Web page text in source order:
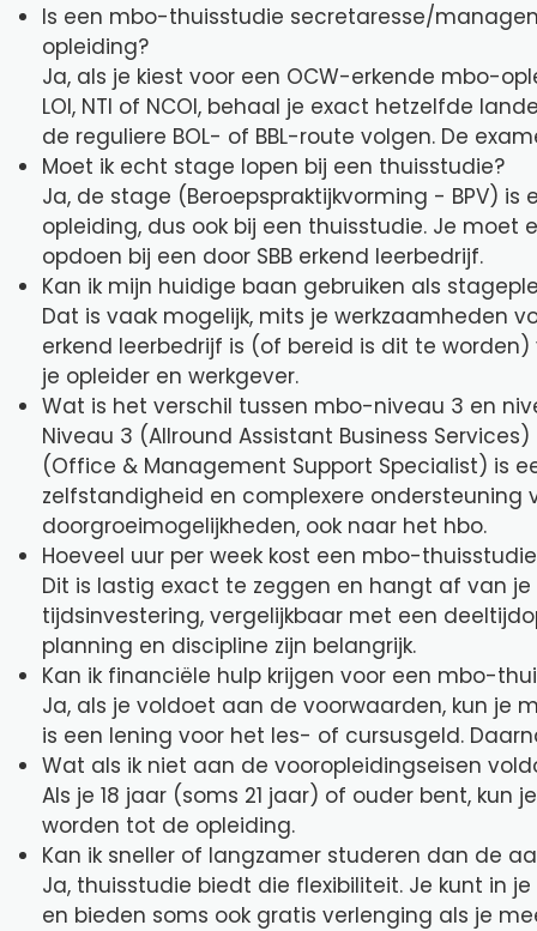
Is een mbo-thuisstudie secretaresse/
opleiding?
Ja, als je kiest voor een OCW-erkende mbo-
LOI, NTI of NCOI, behaal je exact hetzelfde
de reguliere BOL- of BBL-route volgen. De
Moet ik echt stage lopen bij een thuisstudie?
Ja, de stage (Beroepspraktijkvorming - BPV)
opleiding, dus ook bij een thuisstudie. Je
opdoen bij een door SBB erkend leerbedrijf.
Kan ik mijn huidige baan gebruiken als
Dat is vaak mogelijk, mits je werkzaamheden
erkend leerbedrijf is (of bereid is dit te
je opleider en werkgever.
Wat is het verschil tussen mbo-niveau 3 en
Niveau 3 (Allround Assistant Business
(Office & Management Support Specialist) is
zelfstandigheid en complexere
doorgroeimogelijkheden, ook naar het hbo.
Hoeveel uur per week kost een mbo-
Dit is lastig exact te zeggen en hangt af van
tijdsinvestering, vergelijkbaar met een
planning en discipline zijn belangrijk.
Kan ik financiële hulp krijgen voor een mbo-
Ja, als je voldoet aan de voorwaarden, kun je
is een lening voor het les- of cursusgeld.
Wat als ik niet aan de vooropleidingseisen
Als je 18 jaar (soms 21 jaar) of ouder bent,
worden tot de opleiding.
Kan ik sneller of langzamer studeren dan de
Ja, thuisstudie biedt die flexibiliteit. Je kunt in
en bieden soms ook gratis verlenging als je